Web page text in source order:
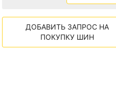
ДОБАВИТЬ ЗАПРОС НА
ПОКУПКУ ШИН